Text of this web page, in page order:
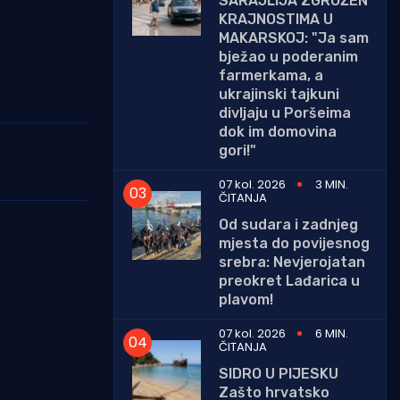
KRAJNOSTIMA U
MAKARSKOJ: "Ja sam
bježao u poderanim
farmerkama, a
ukrajinski tajkuni
divljaju u Poršeima
dok im domovina
gori!"
07 kol. 2026
3 MIN.
ČITANJA
Od sudara i zadnjeg
mjesta do povijesnog
srebra: Nevjerojatan
preokret Lađarica u
plavom!
07 kol. 2026
6 MIN.
ČITANJA
SIDRO U PIJESKU
Zašto hrvatsko